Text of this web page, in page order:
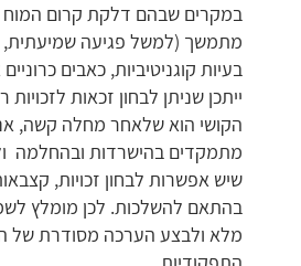
במקרים שבהם דלקת קרום המוח
מתמשך (למשל פגיעה שמיעתית,
בעיות קוגניטיביות, כאבים
ייתכן שניתן לבחון זכאות לזכויות
הקושי הוא שלאחר מחלה קשה,
מתמקדים בהישרדות ובהחלמה
שיש אפשרות לבחון זכויות,
בהתאם להשלכות. לכן מומלץ
מלא ולבצע הערכה מסודרת של